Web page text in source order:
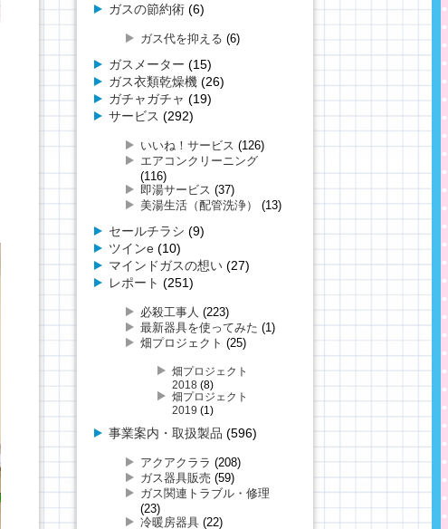
ガスの節約術(6)
ガス代を抑える (6)
ガスメーター (15)
ガス衣類乾燥機 (26)
ガチャガチャ (19)
サービス (292)
いいね！サービス (126)
エアコンクリーニング
(116)
即湯サービス (37)
美湯生活（配管洗浄）
(13)
セールチラシ (9)
ツインe(10)
マインドガスの想い(27)
レポート (251)
必殺工事人 (223)
最新器具を使ってみた (1)
畑プロジェクト (25)
畑プロジェクト
2018(8)
畑プロジェクト
2019 (1)
事業案内・取扱製品 (596)
アクアクララ (208)
ガス器具販売 (59)
ガス関連トラブル・修理
(23)
冷暖房器具(22)